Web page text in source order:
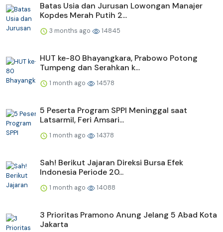
Batas Usia dan Jurusan Lowongan Manajer
Kopdes Merah Putih 2...
3 months ago 14845
HUT ke-80 Bhayangkara, Prabowo Potong
Tumpeng dan Serahkan k...
1 month ago 14578
5 Peserta Program SPPI Meninggal saat
Latsarmil, Feri Amsari...
1 month ago 14378
Sah! Berikut Jajaran Direksi Bursa Efek
Indonesia Periode 20...
1 month ago 14088
3 Prioritas Pramono Anung Jelang 5 Abad Kota
Jakarta